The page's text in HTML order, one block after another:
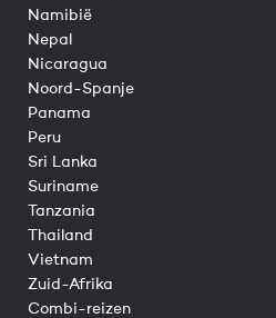
Namibië
Nepal
Nicaragua
Noord-Spanje
Panama
Peru
Sri Lanka
Suriname
Tanzania
Thailand
Vietnam
Zuid-Afrika
Combi-reizen